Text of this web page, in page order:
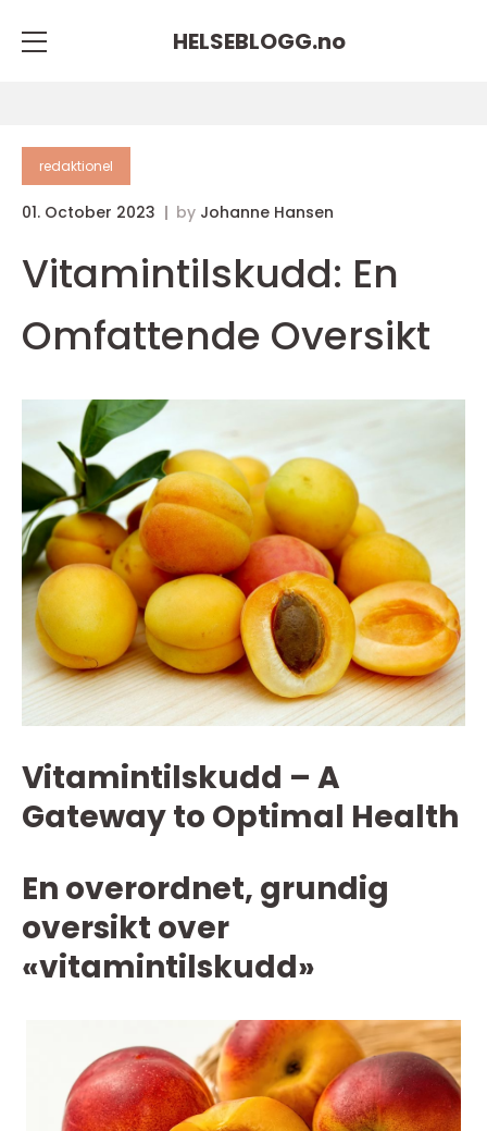
HELSEBLOGG.no
redaktionel
01. October 2023 by Johanne Hansen
Vitamintilskudd: En
Omfattende Oversikt
Vitamintilskudd – A
Gateway to Optimal Health
En overordnet, grundig
oversikt over
«vitamintilskudd»